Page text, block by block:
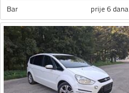
Bar prije 6 dana